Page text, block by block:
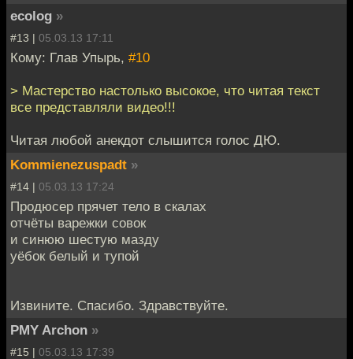
ecolog »
#13 | 05.03.13 17:11
Кому: Глав Упырь, #10
> Мастерство настолько высокое, что читая текст
все представляли видео!!!
Читая любой анекдот слышится голос ДЮ.
Kommienezuspadt »
#14 | 05.03.13 17:24
Продюсер прячет тело в скалах
отчёты варежки совок
и синюю шестую мазду
уёбок белый и тупой
Извините. Спасибо. Здравствуйте.
PMY Archon »
#15 | 05.03.13 17:39